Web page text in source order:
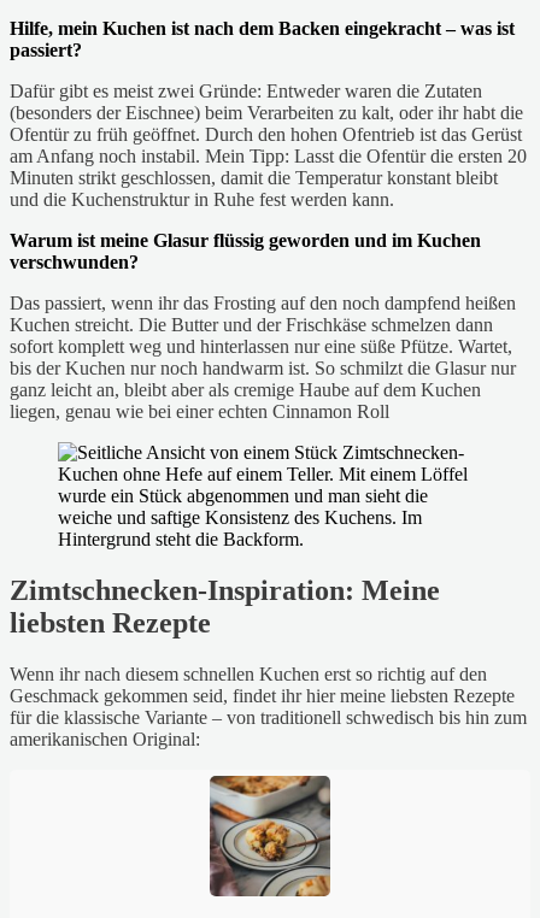
Hilfe, mein Kuchen ist nach dem Backen eingekracht – was ist
passiert?
Dafür gibt es meist zwei Gründe: Entweder waren die Zutaten
(besonders der Eischnee) beim Verarbeiten zu kalt, oder ihr habt die
Ofentür zu früh geöffnet. Durch den hohen Ofentrieb ist das Gerüst
am Anfang noch instabil. Mein Tipp: Lasst die Ofentür die ersten 20
Minuten strikt geschlossen, damit die Temperatur konstant bleibt
und die Kuchenstruktur in Ruhe fest werden kann.
Warum ist meine Glasur flüssig geworden und im Kuchen
verschwunden?
Das passiert, wenn ihr das Frosting auf den noch dampfend heißen
Kuchen streicht. Die Butter und der Frischkäse schmelzen dann
sofort komplett weg und hinterlassen nur eine süße Pfütze. Wartet,
bis der Kuchen nur noch handwarm ist. So schmilzt die Glasur nur
ganz leicht an, bleibt aber als cremige Haube auf dem Kuchen
liegen, genau wie bei einer echten Cinnamon Roll
Zimtschnecken-Inspiration: Meine
liebsten Rezepte
Wenn ihr nach diesem schnellen Kuchen erst so richtig auf den
Geschmack gekommen seid, findet ihr hier meine liebsten Rezepte
für die klassische Variante – von traditionell schwedisch bis hin zum
amerikanischen Original: